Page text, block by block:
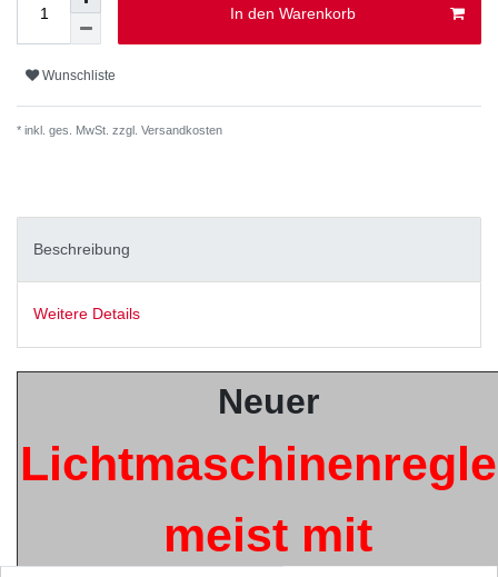
In den Warenkorb
Wunschliste
* inkl. ges. MwSt. zzgl. Versandkosten
Beschreibung
Weitere Details
Neuer
meist mit